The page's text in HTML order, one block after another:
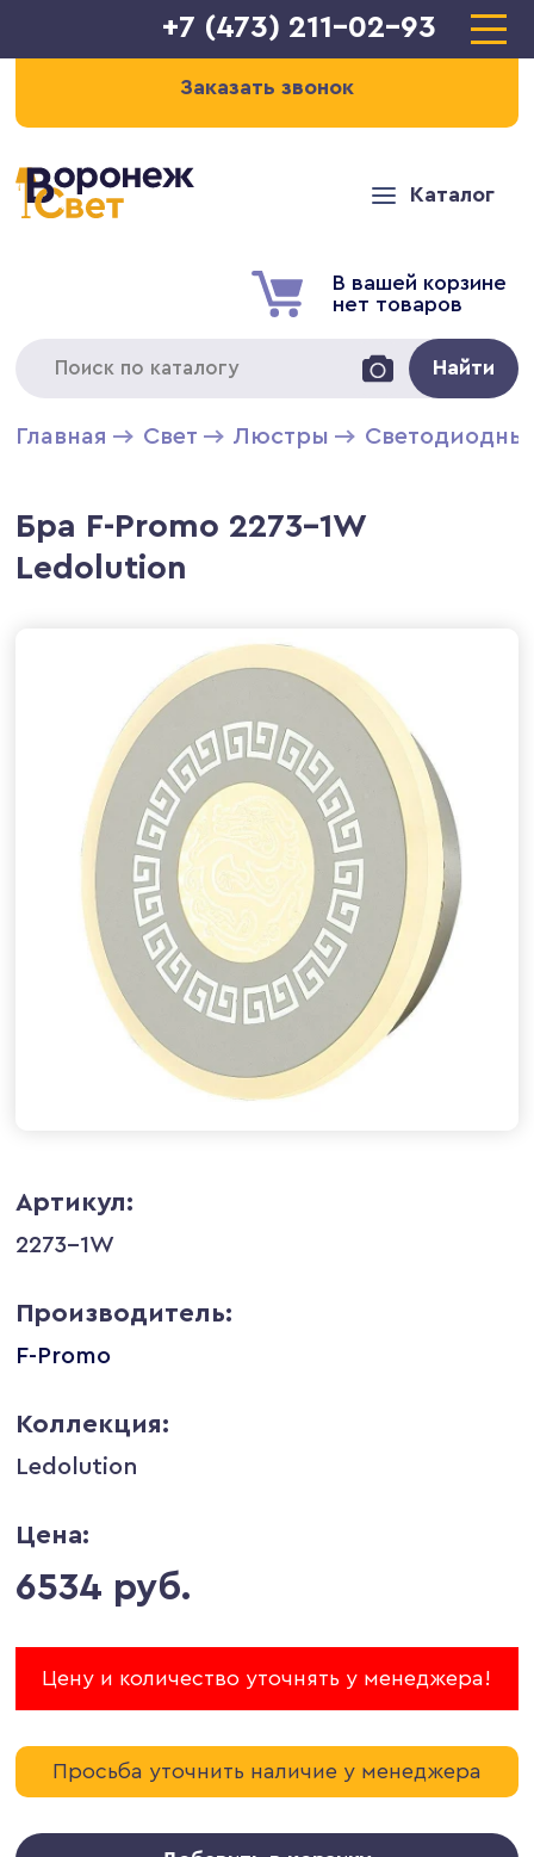
+7 (473) 211-02-93
Заказать звонок
Каталог
В вашей корзине
нет товаров
Найти
Главная Свет Люстры
Бра F-Promo 2273-1W
Ledolution
Артикул:
2273-1W
Производитель:
F-Promo
Коллекция:
Ledolution
Цена:
6534 руб.
Цену и количество уточнять у менеджера!
Просьба уточнить наличие у менеджера